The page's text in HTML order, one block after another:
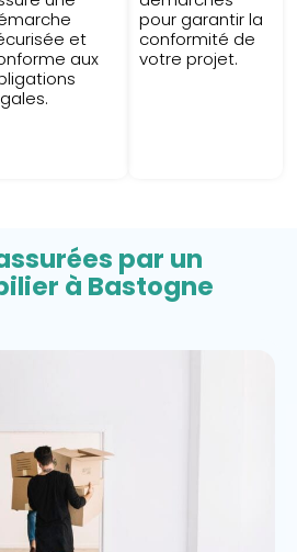
et
aux
pour garantir la
conformité de
votre projet.
par un
à Bastogne